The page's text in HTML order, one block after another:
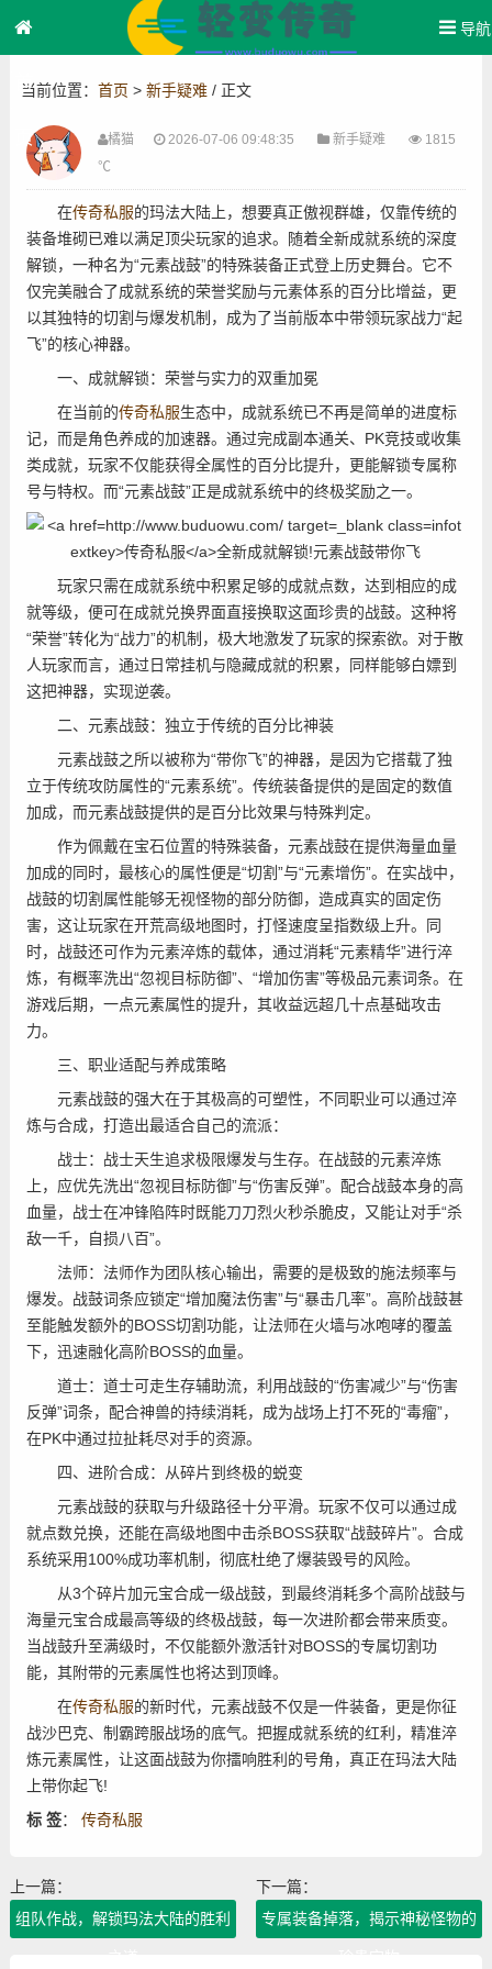
首
页
导航
当前位置： 首页 > 新手疑难/ 正文
橘猫 2026-07-06 09:48:35 新手疑难
1815
℃
在传奇私服的玛法大陆上，想要真正傲视群雄，仅靠传统的
装备堆砌已难以满足顶尖玩家的追求。随着全新成就系统的深度
解锁，一种名为“元素战鼓”的特殊装备正式登上历史舞台。它不
仅完美融合了成就系统的荣誉奖励与元素体系的百分比增益，更
以其独特的切割与爆发机制，成为了当前版本中带领玩家战力“起
飞”的核心神器。
一、成就解锁：荣誉与实力的双重加冕
在当前的传奇私服生态中，成就系统已不再是简单的进度标
记，而是角色养成的加速器。通过完成副本通关、PK竞技或收集
类成就，玩家不仅能获得全属性的百分比提升，更能解锁专属称
号与特权。而“元素战鼓”正是成就系统中的终极奖励之一。
玩家只需在成就系统中积累足够的成就点数，达到相应的成
就等级，便可在成就兑换界面直接换取这面珍贵的战鼓。这种将
“荣誉”转化为“战力”的机制，极大地激发了玩家的探索欲。对于散
人玩家而言，通过日常挂机与隐藏成就的积累，同样能够白嫖到
这把神器，实现逆袭。
二、元素战鼓：独立于传统的百分比神装
元素战鼓之所以被称为“带你飞”的神器，是因为它搭载了独
立于传统攻防属性的“元素系统”。传统装备提供的是固定的数值
加成，而元素战鼓提供的是百分比效果与特殊判定。
作为佩戴在宝石位置的特殊装备，元素战鼓在提供海量血量
加成的同时，最核心的属性便是“切割”与“元素增伤”。在实战中，
战鼓的切割属性能够无视怪物的部分防御，造成真实的固定伤
害，这让玩家在开荒高级地图时，打怪速度呈指数级上升。同
时，战鼓还可作为元素淬炼的载体，通过消耗“元素精华”进行淬
炼，有概率洗出“忽视目标防御”、“增加伤害”等极品元素词条。在
游戏后期，一点元素属性的提升，其收益远超几十点基础攻击
力。
三、职业适配与养成策略
元素战鼓的强大在于其极高的可塑性，不同职业可以通过淬
炼与合成，打造出最适合自己的流派：
战士：战士天生追求极限爆发与生存。在战鼓的元素淬炼
上，应优先洗出“忽视目标防御”与“伤害反弹”。配合战鼓本身的高
血量，战士在冲锋陷阵时既能刀刀烈火秒杀脆皮，又能让对手“杀
敌一千，自损八百”。
法师：法师作为团队核心输出，需要的是极致的施法频率与
爆发。战鼓词条应锁定“增加魔法伤害”与“暴击几率”。高阶战鼓甚
至能触发额外的BOSS切割功能，让法师在火墙与冰咆哮的覆盖
下，迅速融化高阶BOSS的血量。
道士：道士可走生存辅助流，利用战鼓的“伤害减少”与“伤害
反弹”词条，配合神兽的持续消耗，成为战场上打不死的“毒瘤”，
在PK中通过拉扯耗尽对手的资源。
四、进阶合成：从碎片到终极的蜕变
元素战鼓的获取与升级路径十分平滑。玩家不仅可以通过成
就点数兑换，还能在高级地图中击杀BOSS获取“战鼓碎片”。合成
系统采用100%成功率机制，彻底杜绝了爆装毁号的风险。
从3个碎片加元宝合成一级战鼓，到最终消耗多个高阶战鼓与
海量元宝合成最高等级的终极战鼓，每一次进阶都会带来质变。
当战鼓升至满级时，不仅能额外激活针对BOSS的专属切割功
能，其附带的元素属性也将达到顶峰。
在传奇私服的新时代，元素战鼓不仅是一件装备，更是你征
战沙巴克、制霸跨服战场的底气。把握成就系统的红利，精准淬
炼元素属性，让这面战鼓为你擂响胜利的号角，真正在玛法大陆
上带你起飞!
标 签： 传奇私服
上一篇：
组队作战，解锁玛法大陆的胜利
下一篇：
专属装备掉落，揭示神秘怪物的